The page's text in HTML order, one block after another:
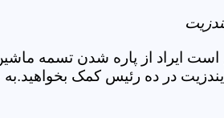
از پاره شدن تسمه ماشین
در ده رئیس کمک